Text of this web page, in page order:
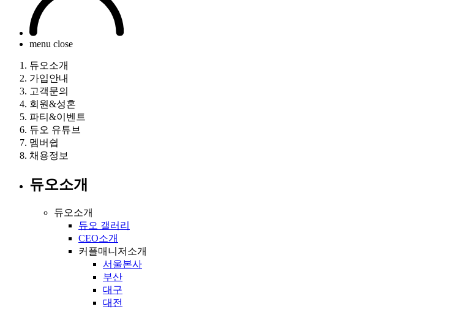
menu close
듀오소개
가입안내
고객문의
회원&성혼
파티&이벤트
듀오 유튜브
멤버쉽
채용정보
듀오소개
듀오소개
듀오 갤러리
CEO소개
커플매니저소개
서울본사
부산
대구
대전